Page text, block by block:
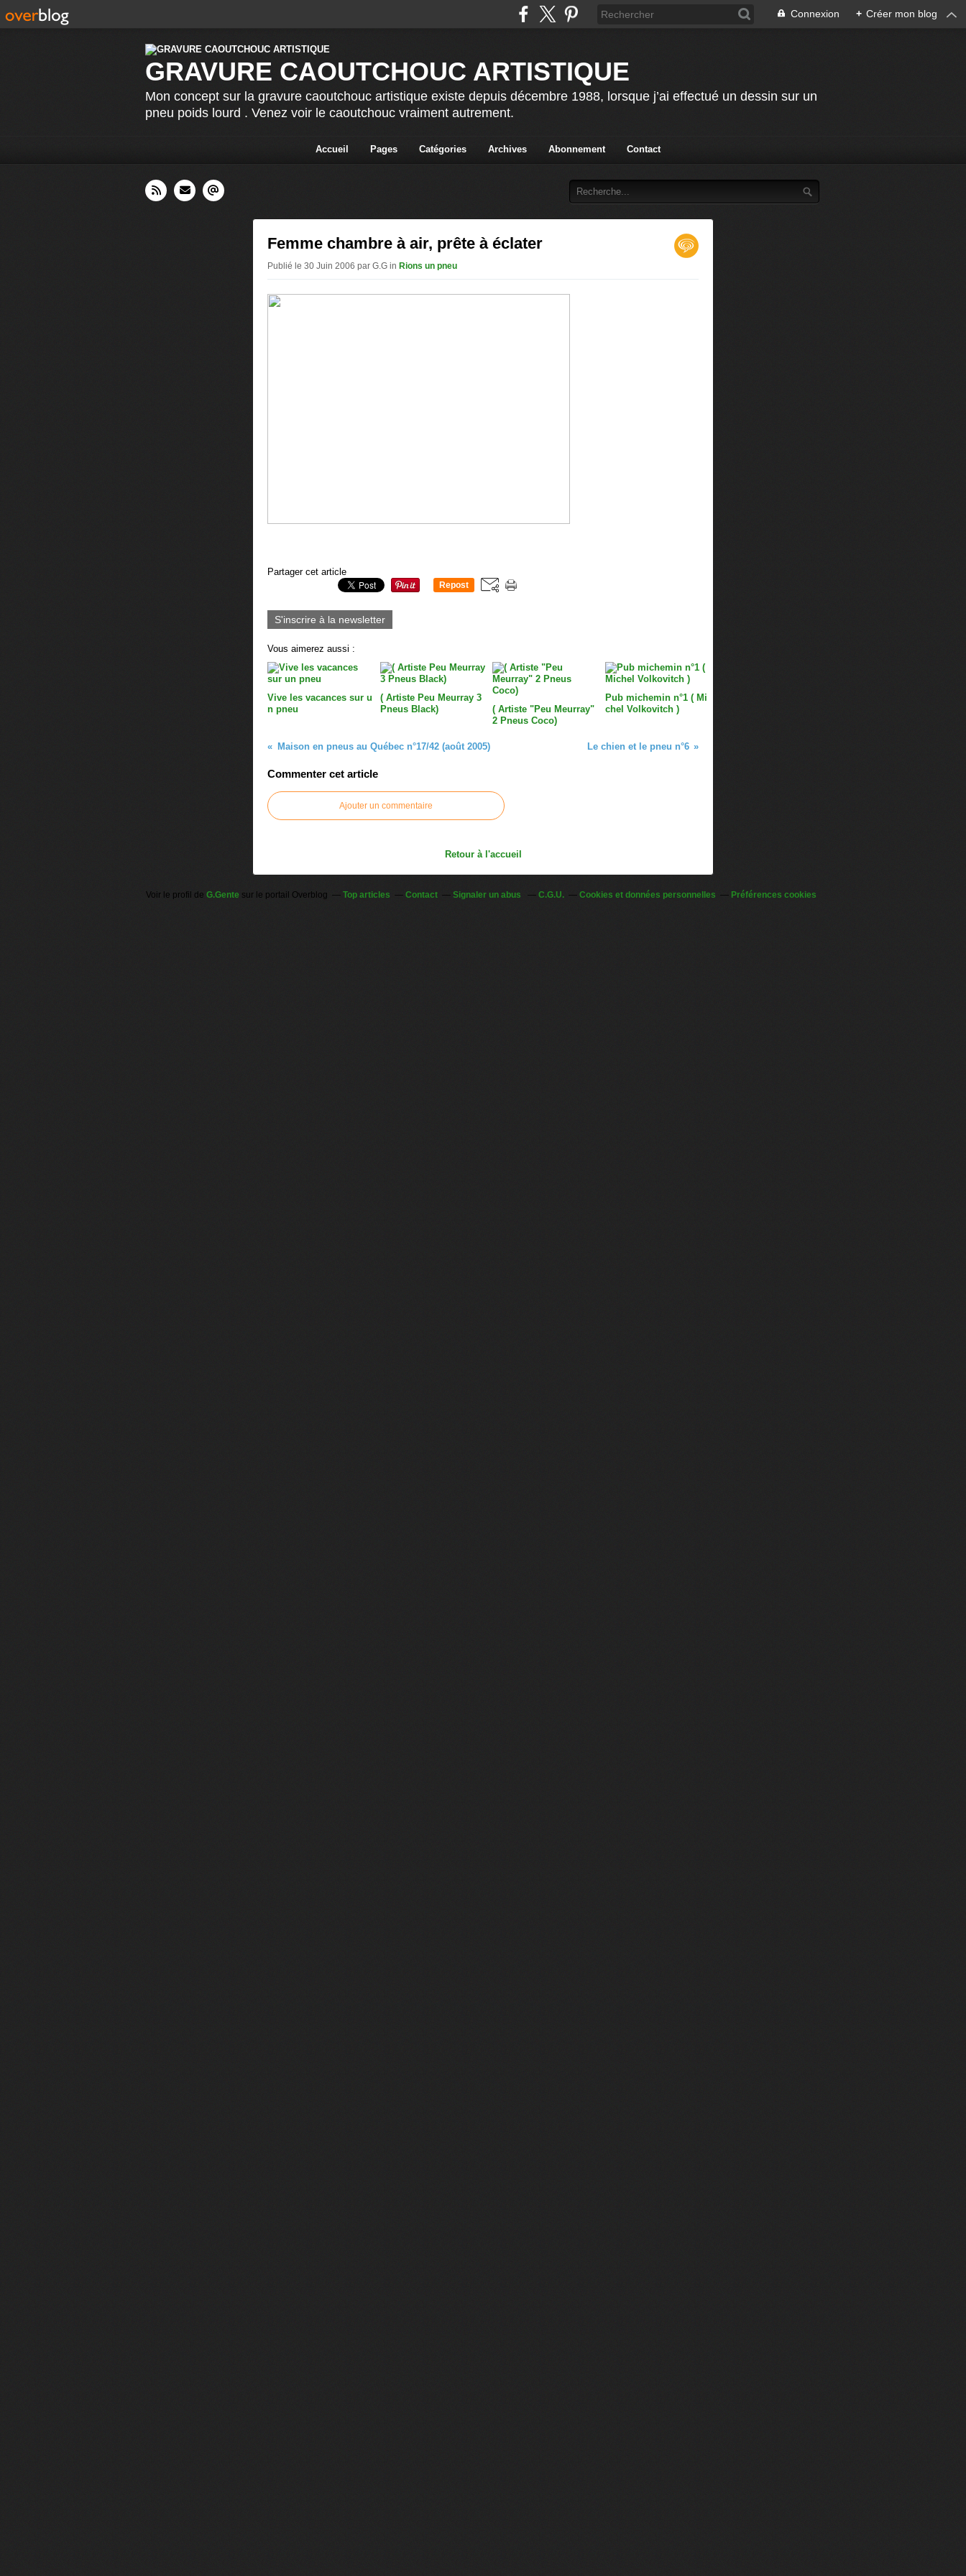
Connexion + Créer mon blog
GRAVURE CAOUTCHOUC ARTISTIQUE
Mon concept sur la gravure caoutchouc artistique existe depuis décembre 1988, lorsque j’ai effectué un dessin sur un
pneu poids lourd . Venez voir le caoutchouc vraiment autrement.
Accueil Pages Catégories Archives Abonnement Contact
Femme chambre à air, prête à éclater
Publié le 30 Juin 2006 par G.G in Rions un pneu
Partager cet article
Repost
S'inscrire à la newsletter
Vous aimerez aussi :
Vive les vacances sur u
n pneu
( Artiste Peu Meurray 3
Pneus Black)
( Artiste "Peu Meurray"
2 Pneus Coco)
Pub michemin n°1 ( Mi
chel Volkovitch )
Maison en pneus au Québec n°17/42 (août 2005) Le chien et le pneu n°6
Commenter cet article
Ajouter un commentaire
Retour à l'accueil
Voir le profil de G.Gente sur le portail Overblog Top articles Contact Signaler un abus C.G.U. Cookies et données personnelles Préférences cookies